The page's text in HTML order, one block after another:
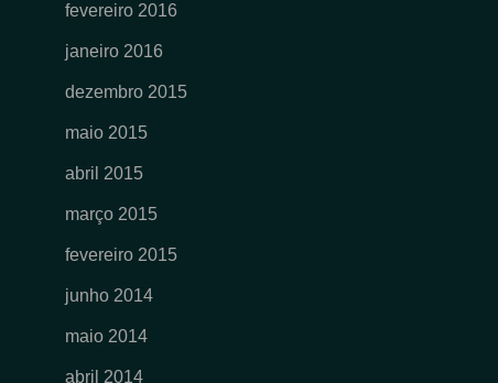
fevereiro 2016
janeiro 2016
dezembro 2015
maio 2015
abril 2015
março 2015
fevereiro 2015
junho 2014
maio 2014
abril 2014